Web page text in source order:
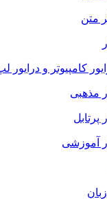
کامپیوتر و درایور لپ تاپ